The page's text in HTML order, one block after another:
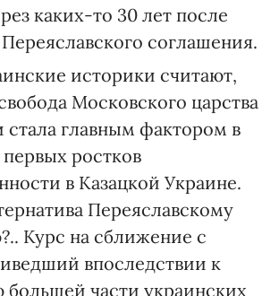
каких-то 30 лет после
соглашения.
историки считают,
Московского царства
стала главным фактором в
ростков
в Казацкой Украине.
Переяславскому
Курс на сближение с
впоследствии к
части украинских